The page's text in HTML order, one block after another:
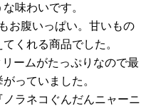
味わいです。
お腹いっぱい。甘いもの
くれる商品でした。
ームがたっぷりなので最
っていました。
ラネコぐんだんニャーニ